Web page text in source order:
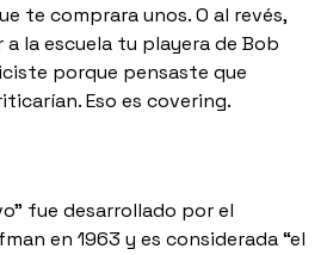
te comprara unos. O al revés,
la escuela tu playera de Bob
porque pensaste que
Eso es covering.
fue desarrollado por el
en 1963 y es considerada “el